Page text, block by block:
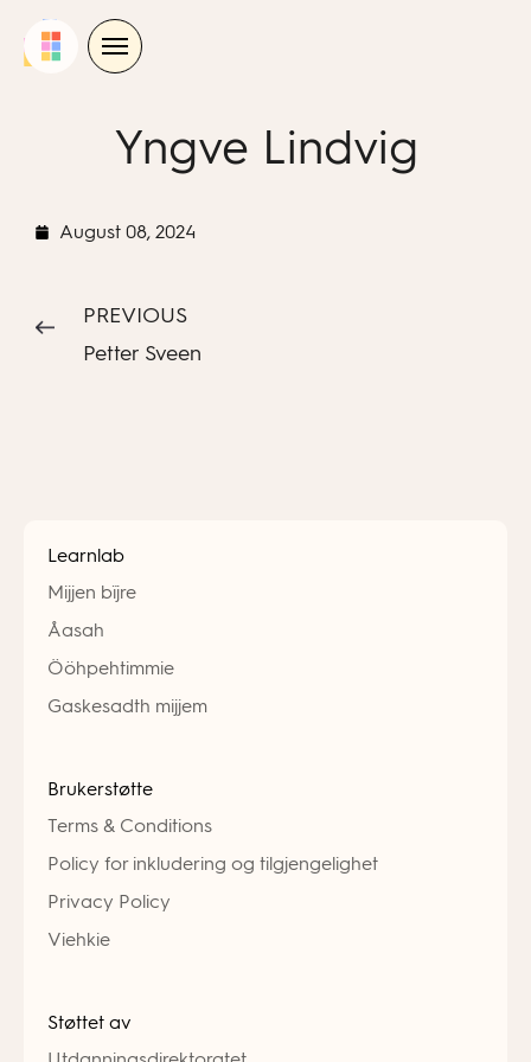
Yngve Lindvig
August 08, 2024
PREVIOUS
Petter Sveen
Learnlab
Mijjen bïjre
Åasah
Ööhpehtimmie
Gaskesadth mijjem
Brukerstøtte
Terms & Conditions
Policy for inkludering og tilgjengelighet
Privacy Policy
Viehkie
Støttet av